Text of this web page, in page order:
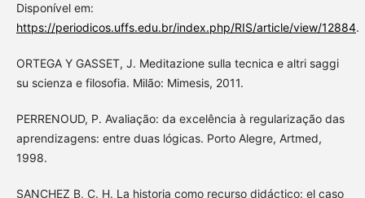
Disponível em:
https://periodicos.uffs.edu.br/index.php/RIS/article/view/12884.
ORTEGA Y GASSET, J. Meditazione sulla tecnica e altri saggi
su scienza e filosofia. Milão: Mimesis, 2011.
PERRENOUD, P. Avaliação: da excelência à regularização das
aprendizagens: entre duas lógicas. Porto Alegre, Artmed,
1998.
SANCHEZ B, C. H. La historia como recurso didáctico: el caso